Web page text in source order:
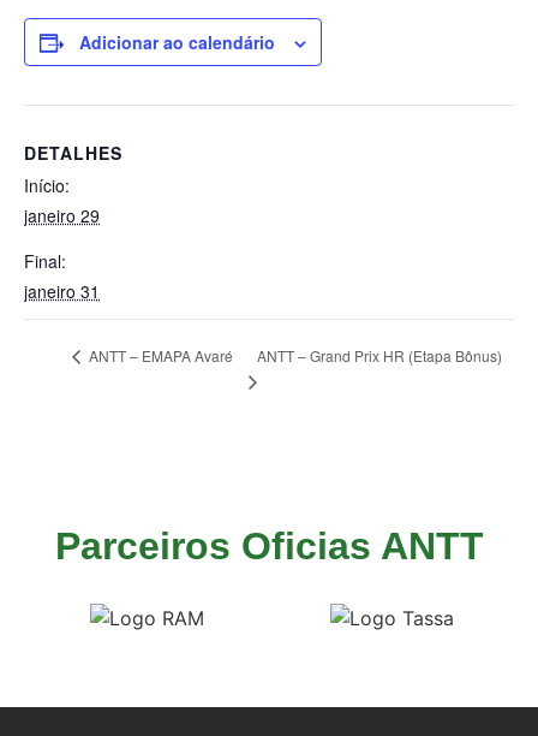
Adicionar ao calendário
DETALHES
Início:
janeiro 29
Final:
janeiro 31
ANTT – EMAPA Avaré ANTT – Grand Prix HR (Etapa Bônus)
Parceiros Oficias ANTT